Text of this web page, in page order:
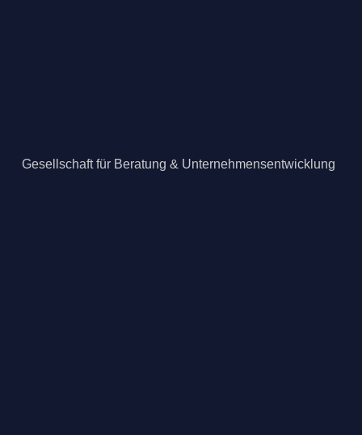
Gesellschaft für Beratung & Unternehmensentwicklung